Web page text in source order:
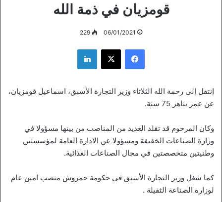
قومزيان في ذمة الله
06/01/2021
229
فيسبوك ‫X لينكدإن
إنتقل إلى رحمة الله الثلاثاء وزير التجارة الأسبق، اسماعيل قومزيان،
عن عمر يناهز 75 سنة.
وكان المرحوم قد تقلد العديد من المناصب من بينها مسؤولا في
وزارة الصناعات الخفيفة ومسؤولا عن الادارة العامة لمؤسستين
وطنيتين متخصصتين في مجال الصناعات الغذائية.
كما شغل وزير التجارة الأسبق في حكومة حمروش منصب امين عام
لوزارة الصناعة الثقيلة .